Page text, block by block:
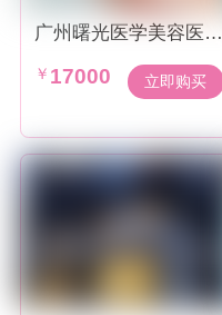
广州曙光医学美容医院
￥ 17000 立即购买